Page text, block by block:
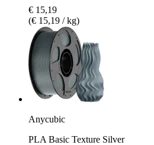
€ 15,19
(€ 15,19 / kg)
Anycubic
PLA Basic Texture Silver